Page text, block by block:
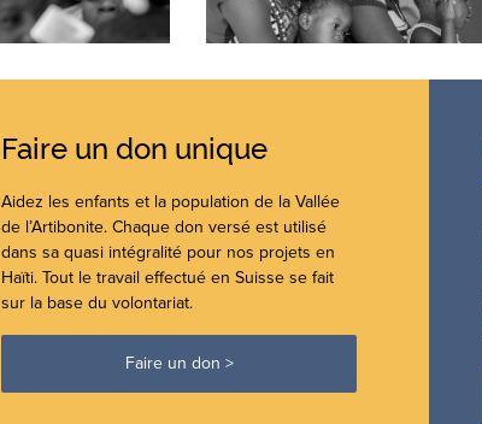
Faire un don unique
Aidez les enfants et la population de la Vallée
de l’Artibonite. Chaque don versé est utilisé
dans sa quasi intégralité pour nos projets en
Haïti. Tout le travail effectué en Suisse se fait
sur la base du volontariat.
Faire un don >